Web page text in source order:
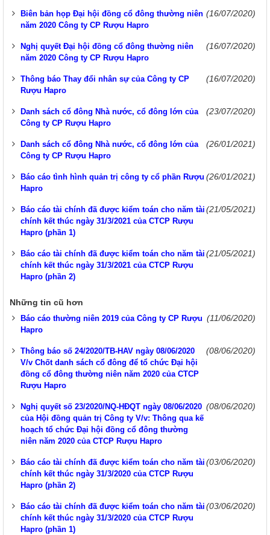
Biên bản họp Đại hội đồng cổ đông thường niên
năm 2020 Công ty CP Rượu Hapro
(16/07/2020)
Nghị quyết Đại hội đồng cổ đông thường niên
năm 2020 Công ty CP Rượu Hapro
(16/07/2020)
Thông báo Thay đổi nhân sự của Công ty CP
Rượu Hapro
(16/07/2020)
Danh sách cổ đông Nhà nước, cổ đông lớn của
Công ty CP Rượu Hapro
(23/07/2020)
Danh sách cổ đông Nhà nước, cổ đông lớn của
Công ty CP Rượu Hapro
(26/01/2021)
Báo cáo tình hình quản trị công ty cổ phần Rượu
Hapro
(26/01/2021)
Báo cáo tài chính đã được kiểm toán cho năm tài
chính kết thúc ngày 31/3/2021 của CTCP Rượu
Hapro (phần 1)
(21/05/2021)
Báo cáo tài chính đã được kiểm toán cho năm tài
chính kết thúc ngày 31/3/2021 của CTCP Rượu
Hapro (phần 2)
(21/05/2021)
Những tin cũ hơn
Báo cáo thường niên 2019 của Công ty CP Rượu
Hapro
(11/06/2020)
Thông báo số 24/2020/TB-HAV ngày 08/06/2020
V/v Chốt danh sách cổ đông để tổ chức Đại hội
đồng cổ đông thường niên năm 2020 của CTCP
Rượu Hapro
(08/06/2020)
Nghị quyết số 23/2020/NQ-HĐQT ngày 08/06/2020
của Hội đồng quản trị Công ty V/v: Thông qua kế
hoạch tổ chức Đại hội đồng cổ đông thường
niên năm 2020 của CTCP Rượu Hapro
(08/06/2020)
Báo cáo tài chính đã được kiểm toán cho năm tài
chính kết thúc ngày 31/3/2020 của CTCP Rượu
Hapro (phần 2)
(03/06/2020)
Báo cáo tài chính đã được kiểm toán cho năm tài
chính kết thúc ngày 31/3/2020 của CTCP Rượu
Hapro (phần 1)
(03/06/2020)